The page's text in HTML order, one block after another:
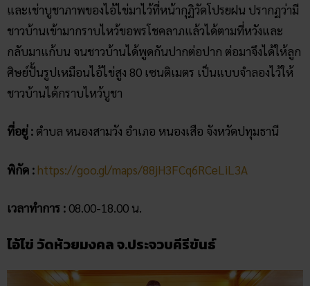
และเช่าบูชาภาพของไอ้ไข่มาไว้ที่หน้ากุฏิวัดโปรยฝน ปรากฏว่ามี
ชาวบ้านเข้ามากราบไหว้ขอพรโชคลาภแล้วได้ตามที่หวังและ
กลับมาแก้บน จนชาวบ้านได้พูดกันปากต่อปาก ต่อมาจึงได้ให้ลูก
ศิษย์ปั้นรูปเหมือนไอ้ไข่สูง 80 เซนติเมตร เป็นแบบจำลองไว้ให้
ชาวบ้านได้กราบไหว้บูชา
ที่อยู่ : ตำบล หนองสามวัง อำเภอ หนองเสือ จังหวัดปทุมธานี
พิกัด : https://goo.gl/maps/88jH3FCq6RCeLiL3A
เวลาทำการ : 08.00-18.00 น.
ไอ้ไข่ วัดห้วยมงคล จ.ประจวบคีรีขันธ์